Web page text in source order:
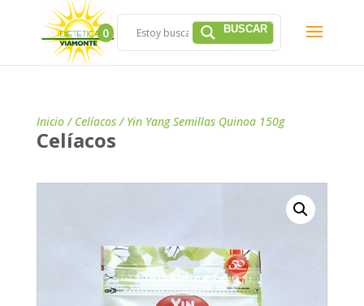
0
Inicio/ Celíacos/ Yin Yang Semillas Quinoa 150g
Celíacos